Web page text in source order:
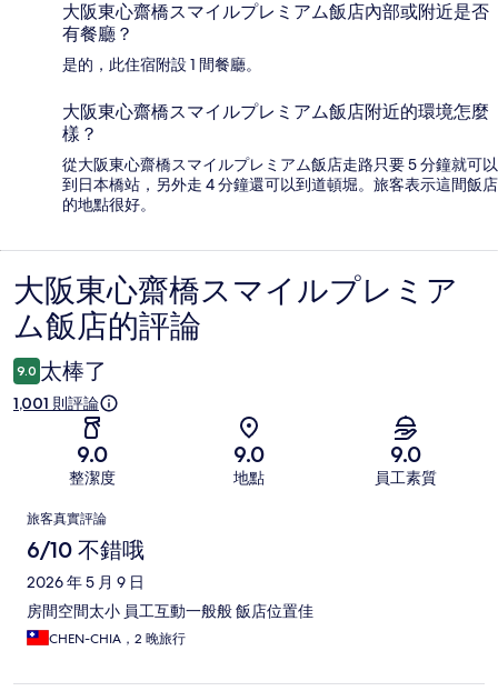
大阪東心齋橋スマイルプレミアム飯店內部或附近是否
有餐廳？
是的，此住宿附設 1 間餐廳。
大阪東心齋橋スマイルプレミアム飯店附近的環境怎麼
樣？
從大阪東心齋橋スマイルプレミアム飯店走路只要 5 分鐘就可以
到日本橋站，另外走 4 分鐘還可以到道頓堀。旅客表示這間飯店
的地點很好。
評
論
大阪東心齋橋スマイルプレミア
ム飯店的評論
9.0 太棒了
1,001 則評論
9.0
整潔度
9.0
地點
9.0
員工素質
評
論
旅客真實評論
6/10 不錯哦
2026 年 5 月 9 日
房間空間太小 員工互動一般般 飯店位置佳
CHEN-CHIA，2 晚旅行